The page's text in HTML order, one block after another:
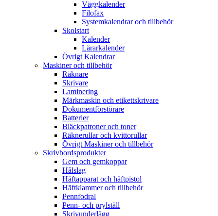
Väggkalender
Filofax
Systemkalendrar och tillbehör
Skolstart
Kalender
Lärarkalender
Övrigt Kalendrar
Maskiner och tillbehör
Räknare
Skrivare
Laminering
Märkmaskin och etikettskrivare
Dokumentförstörare
Batterier
Bläckpatroner och toner
Räknerullar och kvittorullar
Övrigt Maskiner och tillbehör
Skrivbordsprodukter
Gem och gemkoppar
Hålslag
Häftapparat och häftpistol
Häftklammer och tillbehör
Pennfodral
Penn- och prylställ
Skrivunderlägg